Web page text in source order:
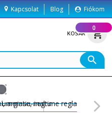
Kapcsolat Blog Fiókom
KOSÁR shopping_cart
0
search